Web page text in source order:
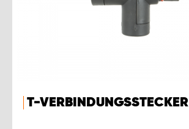
T-VERBINDUNGSSTECKER